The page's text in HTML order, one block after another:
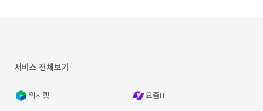
서비스 전체보기
위시켓 요즘IT